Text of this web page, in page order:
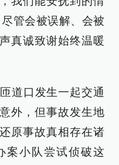
管会被误解、会被
真诚致谢始终温暖
道口发生一起交通
外，但事故发生地
原事故真相存在诸
案小队尝试侦破这